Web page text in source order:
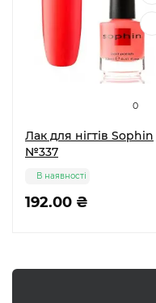
0
Лак для нігтів Sophin
№337
192.00 ₴
В наявності